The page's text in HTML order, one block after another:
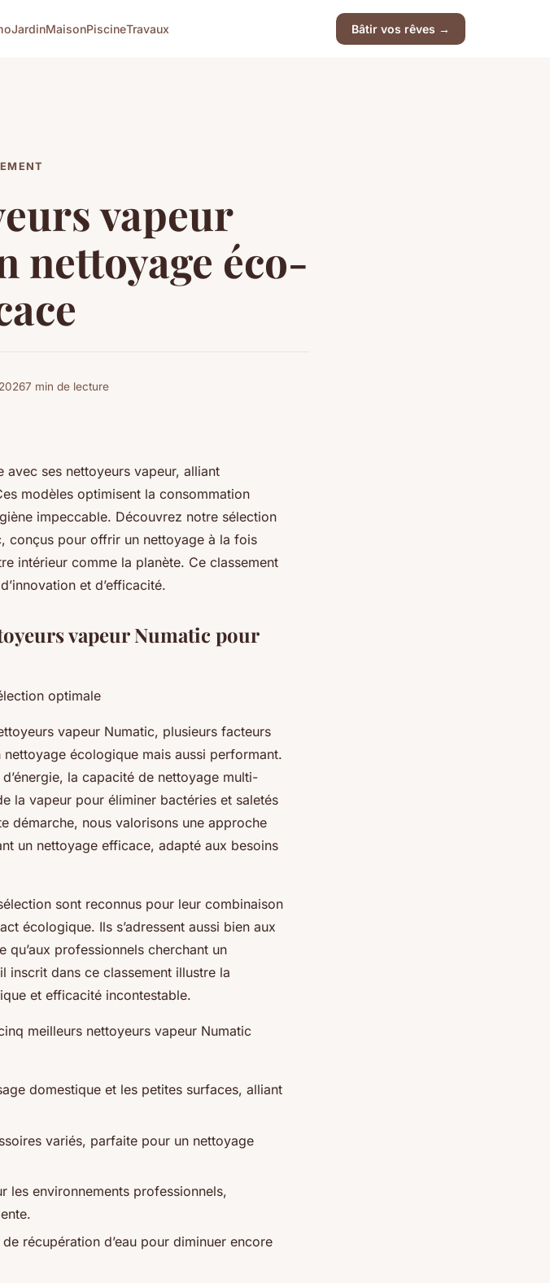
JardinMaisonPiscineTravaux Bâtir vos rêves →
vapeur
nettoyage éco-
7 min de lecture
ses nettoyeurs vapeur, alliant
modèles optimisent la consommation
impeccable. Découvrez notre sélection
conçus pour offrir un nettoyage à la fois
intérieur comme la planète. Ce classement
et d’efficacité.
vapeur Numatic pour
optimale
vapeur Numatic, plusieurs facteurs
écologique mais aussi performant.
la capacité de nettoyage multi-
la vapeur pour éliminer bactéries et saletés
démarche, nous valorisons une approche
un nettoyage efficace, adapté aux besoins
sont reconnus pour leur combinaison
écologique. Ils s’adressent aussi bien aux
professionnels cherchant un
inscrit dans ce classement illustre la
et efficacité incontestable.
meilleurs nettoyeurs vapeur Numatic
domestique et les petites surfaces, alliant
variés, parfaite pour un nettoyage
les environnements professionnels,
récupération d’eau pour diminuer encore